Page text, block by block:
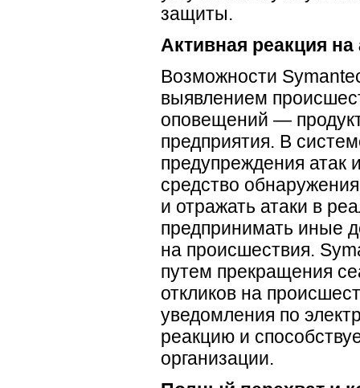
защиты.
Активная реакция
Возможности
выявлением
оповещений —
предприятия. В
предупреждения атак
средство
и отражать атаки в
предпринимать иные
на происшествия.
путем прекращения
откликов на
уведомления по
реакцию и
организации.